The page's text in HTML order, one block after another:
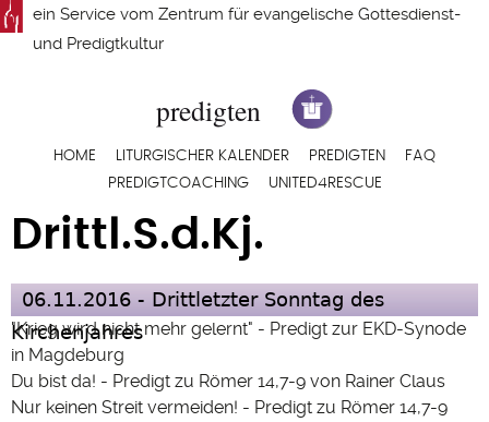
Direkt
zum
ein Service vom Zentrum für evangelische Gottesdienst-
und Predigtkultur
Hauptnavigation
HOME LITURGISCHER KALENDER PREDIGTEN
FAQ
PREDIGTCOACHING
UNITED4RESCUE
Drittl.S.d.Kj.
06.11.2016 - Drittletzter Sonntag des
Kirchenjahres
"Krieg wird nicht mehr gelernt" - Predigt zur EKD-Synode
in Magdeburg
Du bist da! - Predigt zu Römer 14,7-9 von Rainer Claus
Nur keinen Streit vermeiden! - Predigt zu Römer 14,7-9